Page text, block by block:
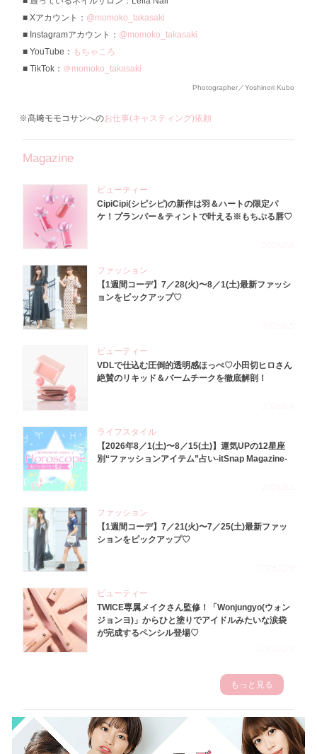
Xアカウント： @momoko_takasaki
Instagramアカウント： @momoko_takasaki
YouTube： もちゃころ
TikTok： ＠momoko_takasaki
Photographer／Yoshinori Kubo
※髙﨑モモコサンへのお仕事(キャスティング)依頼
Magazine
ビューティー
CipiCipi(シピシピ)の新作は羽＆ハートの限定パ
ケ！プランパー＆ティントで叶える※もちぷる唇♡
ファッション
【1週間コーデ】7／28(火)〜8／1(土)最新ファッシ
ョンをピックアップ♡
ビューティー
VDLで仕込む圧倒的透明感ほっぺ♡小田切ヒロさん
絶賛のリキッド＆バームチークを徹底解剖！
ライフスタイル
【2026年8／1(土)〜8／15(土)】運気UPの12星座
別“ファッションアイテム”占い-itSnap Magazine-
ファッション
【1週間コーデ】7／21(火)〜7／25(土)最新ファッ
ションをピックアップ♡
ビューティー
TWICE専属メイクさん監修！「Wonjungyo(ウォン
ジョンヨ)」からひと塗りでアイドルみたいな涙袋
が完成するペンシル登場♡
もっと見る